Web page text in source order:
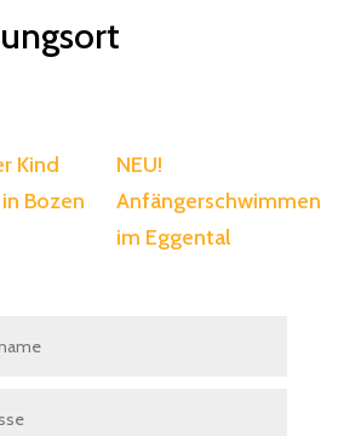
Kind
Bozen
NEU!
Anfängerschwimmen
im Eggental